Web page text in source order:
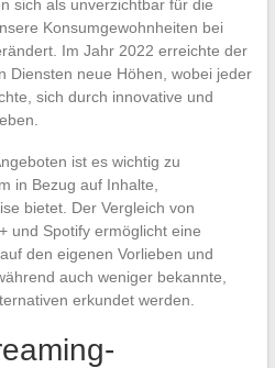
sich als unverzichtbar für die
Konsumgewohnheiten bei
Im Jahr 2022 erreichte der
Diensten neue Höhen, wobei jeder
sich durch innovative und
ist es wichtig zu
in Bezug auf Inhalte,
bietet. Der Vergleich von
und Spotify ermöglicht eine
den eigenen Vorlieben und
auch weniger bekannte,
erkundet werden.